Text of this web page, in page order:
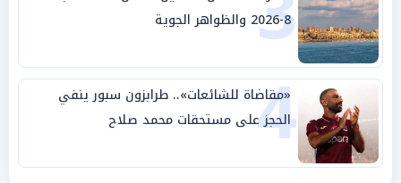
8-2026 والظواهر الجوية
4
«مقاضاة للشائعات».. طرابزون سبور ينفي
الحجز على مستحقات محمد صلاح